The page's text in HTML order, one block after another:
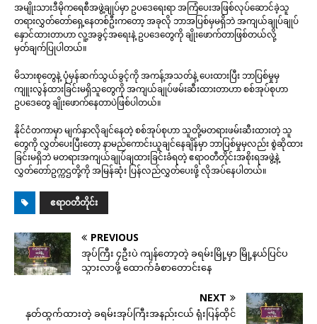
အမျိုးသားဒီမိုကရေစီအဖွဲ့ချုပ်မှာ ဥပဒေရေးရာ အကြံပေးအဖြစ်လုပ်ဆောင်ခဲ့သူ
တရားလွှတ်တော်ရှေ့နေတစ်ဦးကတော့ အခုလို ဘာအပြစ်မှမရှိဘဲ အကျယ်ချုပ်ချုပ်
နှောင်ထားတာဟာ လူ့အခွင့်အရေးနဲ့ ဥပဒေတွေကို ချိုးဖောက်တာဖြစ်တယ်လို့
မှတ်ချက်ပြုပါတယ်။
မိသားစုတွေနဲ့ ပုံမှန်ဆက်သွယ်ခွင့်ကို အကန့်အသတ်နဲ့ ပေးထားပြီး ဘာပြစ်မှုမှ
ကျူးလွန်ထားခြင်းမရှိသူတွေကို အကျယ်ချုပ်ဖမ်းဆီးထားတာဟာ စစ်အုပ်စုဟာ
ဥပဒေတွေ ချိုးဖောက်နေတာပဲဖြစ်ပါတယ်။
နိုင်ငံတကာမှာ မျက်နှာလိုချင်နေတဲ့ စစ်အုပ်စုဟာ သူတို့မတရားဖမ်းဆီးထားတဲ့ သူ
တွေကို လွှတ်ပေးပြီးတော့ နာမည်ကောင်းယူချင်နေချိန်မှာ ဘာပြစ်မှုမှလည်း စွဲဆိုထား
ခြင်းမရှိဘဲ မတရားအကျယ်ချုပ်ချထားခြင်းခံရတဲ့ ဧရာဝတီတိုင်းအစိုးရအဖွဲ့နဲ့
လွှတ်တော်ဥက္ကဌတို့ကို အမြန်ဆုံး ပြန်လည်လွှတ်ပေးဖို့ လိုအပ်နေပါတယ်။
ဧရာဝတီတိုင်း
PREVIOUS
အုပ်ကြီး ၄ဦးပဲ ကျန်တော့တဲ့ ခရမ်းမြို့မှာ မြို့နယ်ပြင်ပ
သွားလာဖို့ ထောက်ခံစာတောင်းနေ
NEXT
နုတ်ထွက်ထားတဲ့ ခရမ်းအုပ်ကြီးအနည်းငယ် ရုံးပြန်ထိုင်